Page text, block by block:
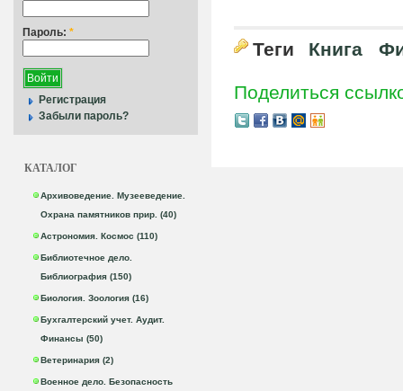
Пароль: *
Регистрация
Забыли пароль?
КАТАЛОГ
Архивоведение. Музееведение.
Охрана памятников прир. (40)
Астрономия. Космос (110)
Библиотечное дело.
Библиография (150)
Биология. Зоология (16)
Бухгалтерский учет. Аудит.
Финансы (50)
Ветеринария (2)
Военное дело. Безопасность
Теги Книга
Поделиться